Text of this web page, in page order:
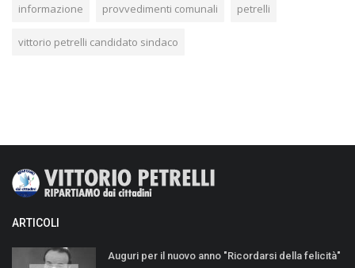
informazione provvedimenti comunali petrelli
vittorio petrelli candidato sindaco
ARTICOLI
Auguri per il nuovo anno "Ricordarsi della felicità"